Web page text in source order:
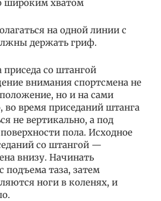
широким хватом
на одной линии с
держать гриф.
приседа со штангой
внимания спортсмена не
но и на сами
время приседаний штанга
не вертикально, а под
пола. Исходное
со штангой —
внизу. Начинать
таза, затем
ноги в коленях, и